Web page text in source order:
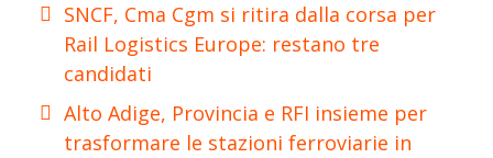
SNCF, Cma Cgm si ritira dalla corsa per
Rail Logistics Europe: restano tre
candidati
Alto Adige, Provincia e RFI insieme per
trasformare le stazioni ferroviarie in